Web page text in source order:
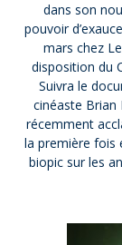
dans son
pouvoir
mars chez
disposition du
Suivra le
cinéaste Brian
récemment
la première fois
biopic sur les